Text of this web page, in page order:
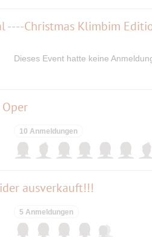
----Christmas Klimbim
Dieses Event hatte keine
10 Anmeldungen
ausverkauft!!!
5 Anmeldungen